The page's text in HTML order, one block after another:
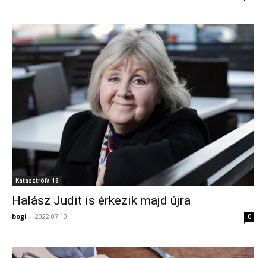
Katasztrófa 18
Halász Judit is érkezik majd újra
bogi - 2022.07.10. 0